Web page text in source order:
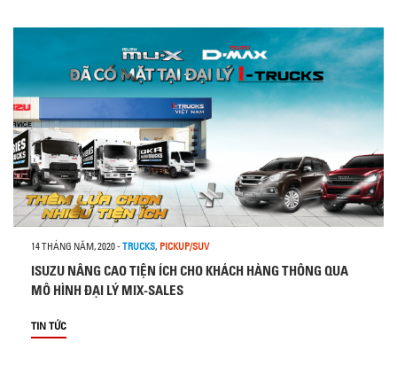
14 THÁNG NĂM, 2020- TRUCKS, PICKUP/SUV
ISUZU NÂNG CAO TIỆN ÍCH CHO KHÁCH HÀNG THÔNG QUA
MÔ HÌNH ĐẠI LÝ MIX-SALES
TIN TỨC